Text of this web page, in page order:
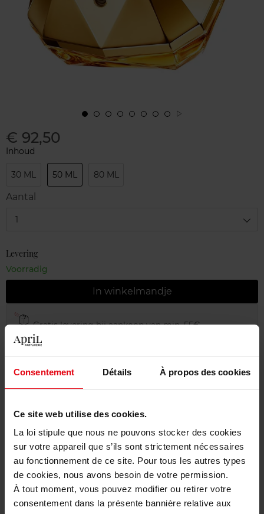
Consentement Détails À propos des cookies
Ce site web utilise des cookies.
La loi stipule que nous ne pouvons stocker des cookies
sur votre appareil que s’ils sont strictement nécessaires
au fonctionnement de ce site. Pour tous les autres types
de cookies, nous avons besoin de votre permission.
À tout moment, vous pouvez modifier ou retirer votre
consentement dans la présente bannière relative aux
€ 92,50
Inhoud
30 ML 50 ML 80 ML
Aantal
1
Levering
Voorradig
In winkelmandje
Gratis levering bij aankoop van min. 55€
Gratis retour in je winkelpunt
Gratis verpakking
Beschrijving
Gebruiksadvies